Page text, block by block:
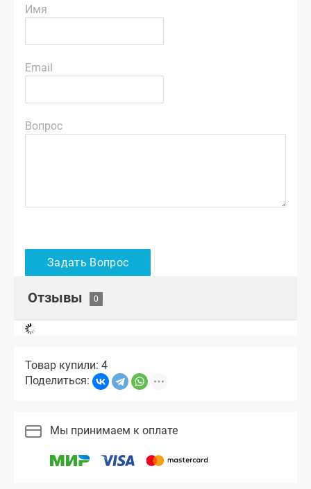
Имя
Email
Вопрос
Отзывы
Товар купили: 4
Поделиться:
Мы принимаем к оплате